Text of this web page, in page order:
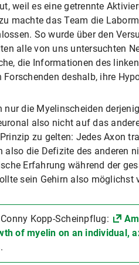
weil es eine getrennte
machte das Team die
So wurde über den
alle von uns untersuchten
die Informationen des
deshalb, ihre
die Myelinscheiden
also nicht auf das
zu gelten: Jedes Axon
die Defizite des anderen
Erfahrung während der
sein Gehirn also möglichst
Kopp-Scheinpflug:
of myelin on an individual,